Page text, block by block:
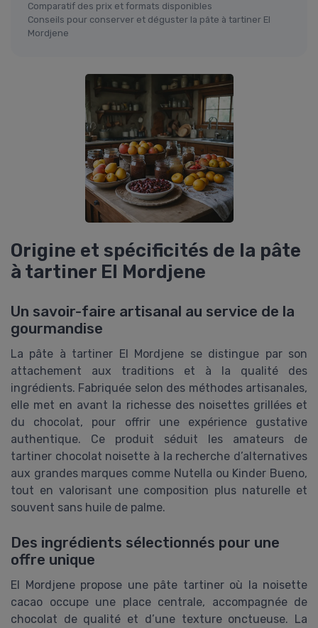
Comparatif des prix et formats disponibles
Conseils pour conserver et déguster la pâte à tartiner El
Mordjene
Origine et spécificités de la pâte
à tartiner El Mordjene
Un savoir-faire artisanal au service de la
gourmandise
La pâte à tartiner El Mordjene se distingue par son
attachement aux traditions et à la qualité des
ingrédients. Fabriquée selon des méthodes artisanales,
elle met en avant la richesse des noisettes grillées et
du chocolat, pour offrir une expérience gustative
authentique. Ce produit séduit les amateurs de
tartiner chocolat noisette à la recherche d’alternatives
aux grandes marques comme Nutella ou Kinder Bueno,
tout en valorisant une composition plus naturelle et
souvent sans huile de palme.
Des ingrédients sélectionnés pour une
offre unique
El Mordjene propose une pâte tartiner où la noisette
cacao occupe une place centrale, accompagnée de
chocolat de qualité et d’une texture onctueuse. La